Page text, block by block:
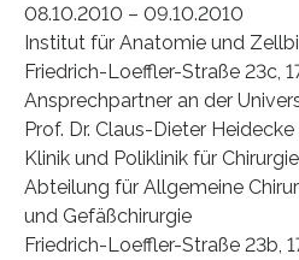
08.10.2010 – 09.10.2010
Institut für Anatomie und
Friedrich-Loeffler-Straße 23c,
Ansprechpartner an der
Prof. Dr. Claus-Dieter Heidecke
Klinik und Poliklinik für Chirurgie
Abteilung für Allgemeine
und Gefäßchirurgie
Friedrich-Loeffler-Straße 23b,